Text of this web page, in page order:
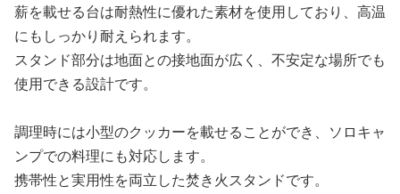
薪を載せる台は耐熱性に優れた素材を使用しており、高温
にもしっかり耐えられます。
スタンド部分は地面との接地面が広く、不安定な場所でも
使用できる設計です。
調理時には小型のクッカーを載せることができ、ソロキャ
ンプでの料理にも対応します。
携帯性と実用性を両立した焚き火スタンドです。